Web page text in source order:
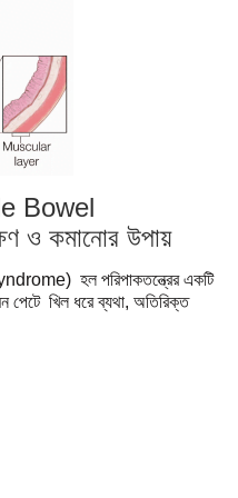
Bowel
ও কমানোর উপায়
হল পরিপাকতন্ত্রের একটি
পেটে খিল ধরে ব্যথা, অতিরিক্ত